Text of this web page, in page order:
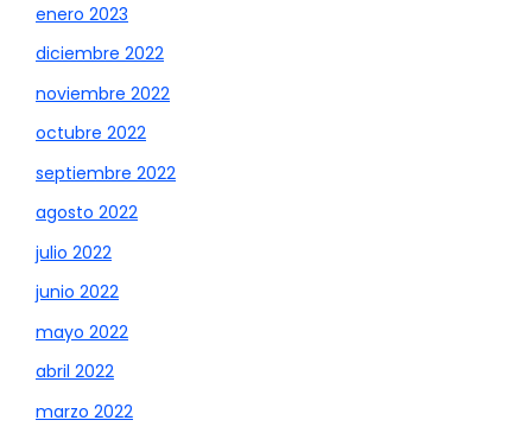
enero 2023
diciembre 2022
noviembre 2022
octubre 2022
septiembre 2022
agosto 2022
julio 2022
junio 2022
mayo 2022
abril 2022
marzo 2022